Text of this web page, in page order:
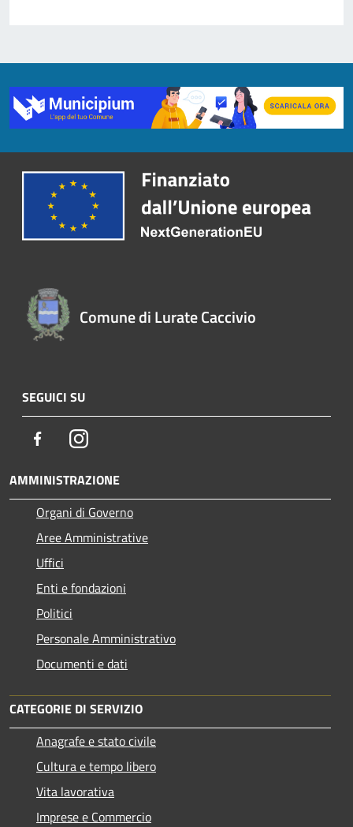
Comune di Lurate Caccivio
SEGUICI SU
FacebookInstagram
AMMINISTRAZIONE
Organi di Governo
Aree Amministrative
Uffici
Enti e fondazioni
Politici
Personale Amministrativo
Documenti e dati
CATEGORIE DI SERVIZIO
Anagrafe e stato civile
Cultura e tempo libero
Vita lavorativa
Imprese e Commercio